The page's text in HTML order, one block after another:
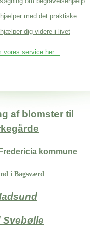
med det praktiske
dig videre i livet
vores service her...
af blomster til
kommune
i Bagsværd
Svebølle